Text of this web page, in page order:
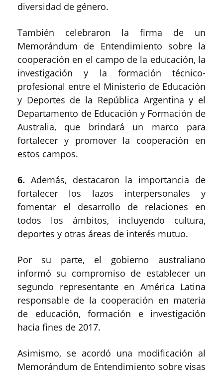
diversidad de género.
También celebraron la firma de un
Memorándum de Entendimiento sobre la
cooperación en el campo de la educación, la
investigación y la formación técnico-
profesional entre el Ministerio de Educación
y Deportes de la República Argentina y el
Departamento de Educación y Formación de
Australia, que brindará un marco para
fortalecer y promover la cooperación en
estos campos.
6. Además, destacaron la importancia de
fortalecer los lazos interpersonales y
fomentar el desarrollo de relaciones en
todos los ámbitos, incluyendo cultura,
deportes y otras áreas de interés mutuo.
Por su parte, el gobierno australiano
informó su compromiso de establecer un
segundo representante en América Latina
responsable de la cooperación en materia
de educación, formación e investigación
hacia fines de 2017.
Asimismo, se acordó una modificación al
Memorándum de Entendimiento sobre visas